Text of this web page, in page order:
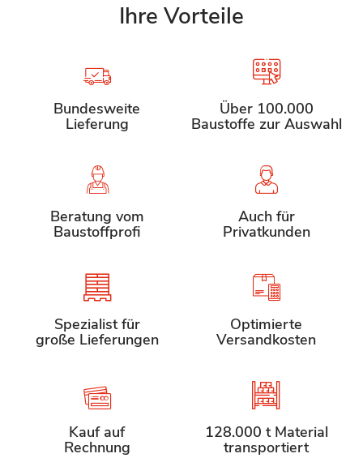
Ihre Vorteile
Bundesweite
Lieferung
Über 100.000
Baustoffe zur Auswahl
Beratung vom
Baustoffprofi
Auch für
Privatkunden
Spezialist für
große Lieferungen
Optimierte
Versandkosten
Kauf auf
Rechnung
128.000 t Material
transportiert